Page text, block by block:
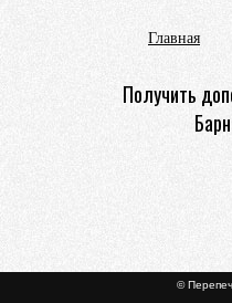
Главная
Получить
©